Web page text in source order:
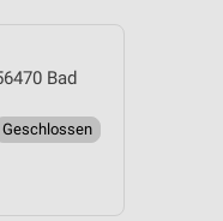
Bad
Geschlossen